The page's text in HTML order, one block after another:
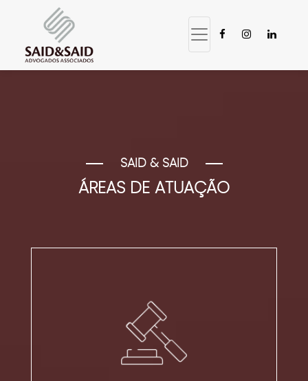
SAID & SAID
ÁREAS DE ATUAÇÃO
DIREITO PENAL
VER ÁREA